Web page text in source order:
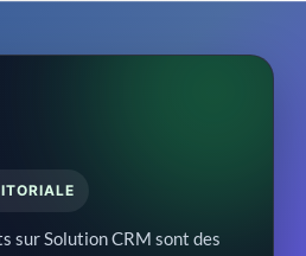
sur Solution CRM sont des